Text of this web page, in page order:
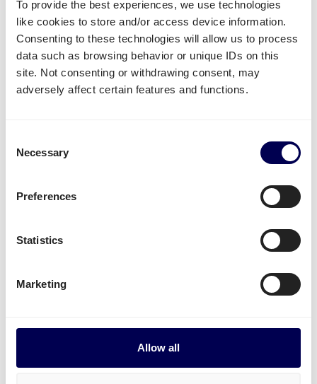
To provide the best experiences, we use technologies
like cookies to store and/or access device information.
Consenting to these technologies will allow us to process
data such as browsing behavior or unique IDs on this
site. Not consenting or withdrawing consent, may
adversely affect certain features and functions.
Selection
Necessary
Preferences
Statistics
Marketing
Allow all
Welke vervoersdiensten kan jij
gebruiken voor de route Slowakije-
Beschikbare transport diensten
laten vervoeren van Slowakije naar Nederland? Dan
kan je gebruik maken van de volgende diensten:
Je kan
vanuit Slowakije naar
Het maakt dus niet uit of je 1 of 33 pallets wil
Momenteel niet beschikbaar